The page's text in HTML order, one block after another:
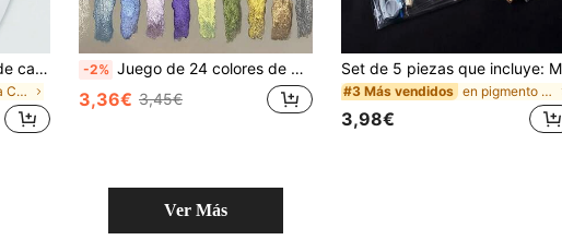
1/3/5/10 piezas Soporte de caballete de madera para tarjeta de número de mesa de boda, soporte de exhibición de fotos, suministros de arte y pintura artesanal, decoración del hogar, caballete de madera natural trípode para exhibición, soporte de tarjeta de presentación para mesa de boda y conferencias, soporte de exhibición para pinturas y manualidades
en Madera Caballetes
-2% Juego de 24 colores de pintura de acuarela sólida, bloques de pigmento de acuarela sólida con textura metálica perlada, adecuado para caligrafía, pintura, arte de uñas, DIY - Colores vibrantes, de larga duración, fácil de mezclar
3,36€ 3,45€ #3 Más vendidos en pigmento Suministros de pintura y dibujo
3,98€
Ver Más